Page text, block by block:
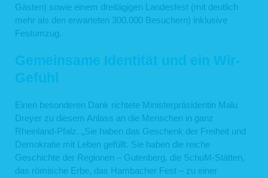
Gästen) sowie einem dreitägigen Landesfest (mit deutlich
mehr als den erwarteten 300.000 Besuchern) inklusive
Festumzug.
Gemeinsame Identität und ein Wir-
Gefühl
Einen besonderen Dank richtete Ministerpräsidentin Malu
Dreyer zu diesem Anlass an die Menschen in ganz
Rheinland-Pfalz. „Sie haben das Geschenk der Freiheit und
Demokratie mit Leben gefüllt. Sie haben die reiche
Geschichte der Regionen – Gutenberg, die SchuM-Stätten,
das römische Erbe, das Hambacher Fest – zu einer